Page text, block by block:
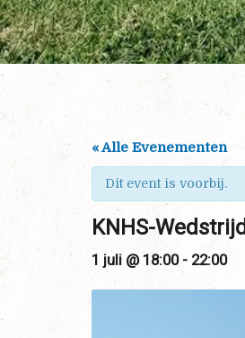
« Alle Evenementen
Dit event is voorbij.
KNHS-Wedstrijd
1 juli @ 18:00- 22:00